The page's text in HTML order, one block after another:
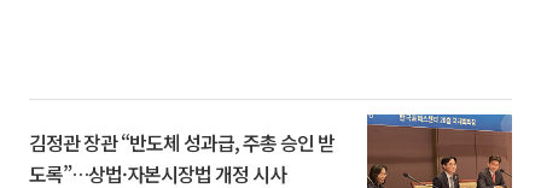
김정관 장관 “반도체 성과급, 주총 승인 받
도록”…상법·자본시장법 개정 시사